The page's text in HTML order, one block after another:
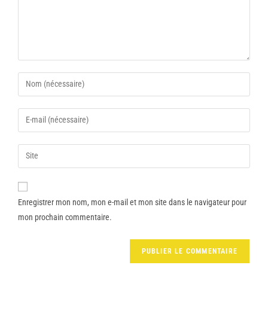
Enregistrer mon nom, mon e-mail et mon site dans le navigateur pour
mon prochain commentaire.